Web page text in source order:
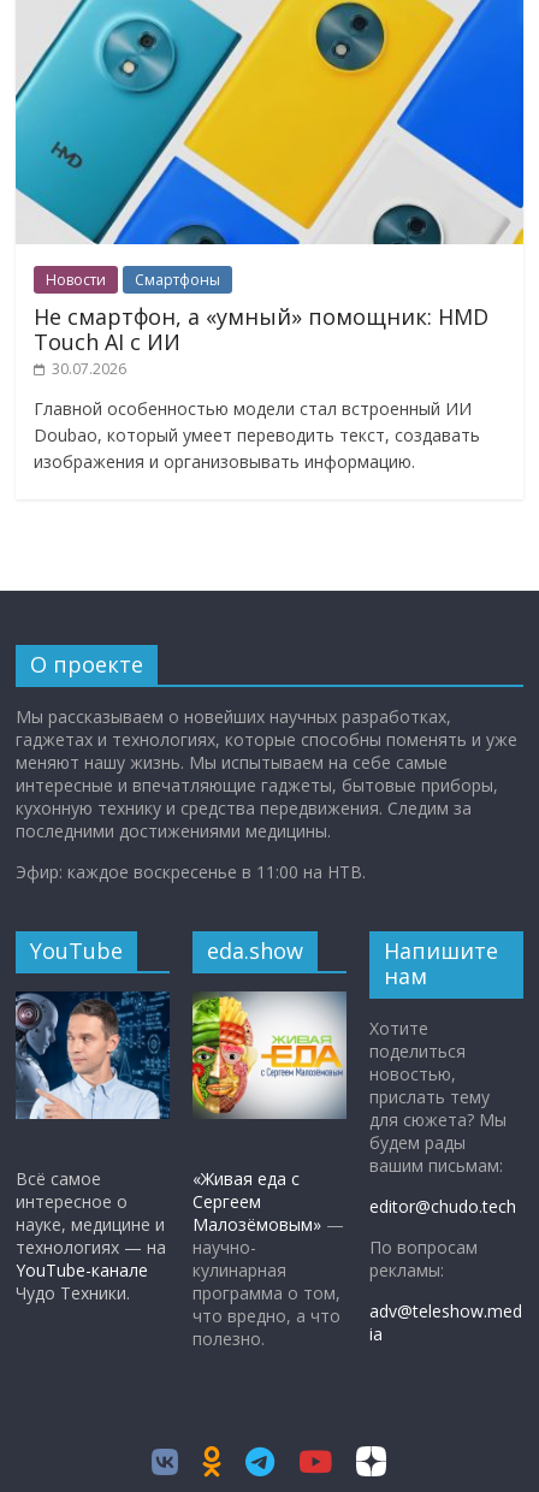
Новости Смартфоны
Не смартфон, а «умный» помощник: HMD
Touch AI с ИИ
30.07.2026
Главной особенностью модели стал встроенный ИИ
Doubao, который умеет переводить текст, создавать
изображения и организовывать информацию.
О проекте
Мы рассказываем о новейших научных разработках,
гаджетах и технологиях, которые способны поменять и уже
меняют нашу жизнь. Мы испытываем на себе самые
интересные и впечатляющие гаджеты, бытовые приборы,
кухонную технику и средства передвижения. Следим за
последними достижениями медицины.
Эфир: каждое воскресенье в 11:00 на НТВ.
YouTube
Всё самое
интересное о
науке, медицине и
технологиях — на
YouTube-канале
Чудо Техники.
eda.show
«Живая еда с
Сергеем
Малозёмовым» —
научно-
кулинарная
программа о том,
что вредно, а что
полезно.
Напишите
нам
Хотите
поделиться
новостью,
прислать тему
для сюжета? Мы
будем рады
вашим письмам:
editor@chudo.tech
По вопросам
рекламы:
adv@teleshow.med
ia